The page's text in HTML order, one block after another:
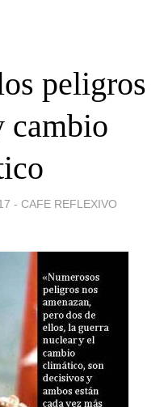
peligros
cambio
- CAFE REFLEXIVO